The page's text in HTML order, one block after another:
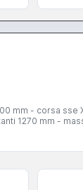
mm - corsa sse
1270 mm -